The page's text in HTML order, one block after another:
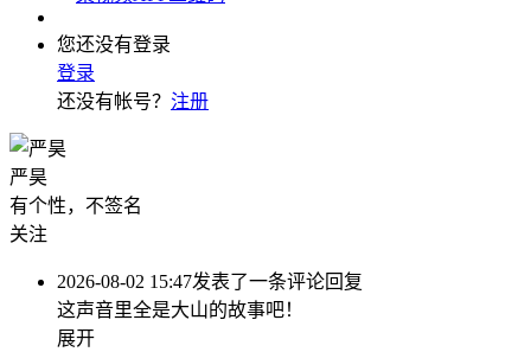
您还没有登录
登录
还没有帐号？ 注册
严昊
有个性，不签名
关注
2026-08-02 15:47发表了一条评论回复
这声音里全是大山的故事吧！
展开